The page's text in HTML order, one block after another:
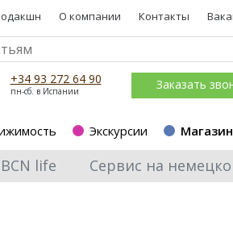
О компании Контакты
+34 93 272 64 90
пн-сб. в Испании Заказать
Экскурсии
BCN life Сервис на